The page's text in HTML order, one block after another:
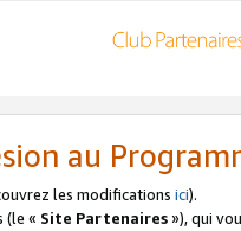
au
les modifications ici).
(le « Site Partenaires»), qui